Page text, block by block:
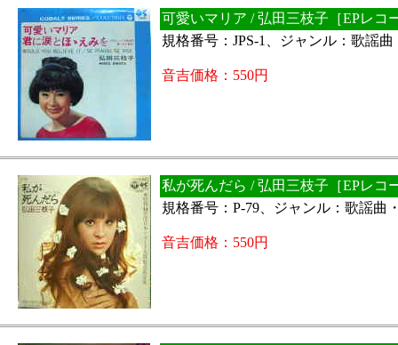
可愛いマリア / 弘田三枝子［EPレコ
規格番号：JPS-1、ジャンル：歌謡曲
音吉価格：550円
私が死んだら / 弘田三枝子［EPレコ
規格番号：P-79、ジャンル：歌謡曲
音吉価格：550円